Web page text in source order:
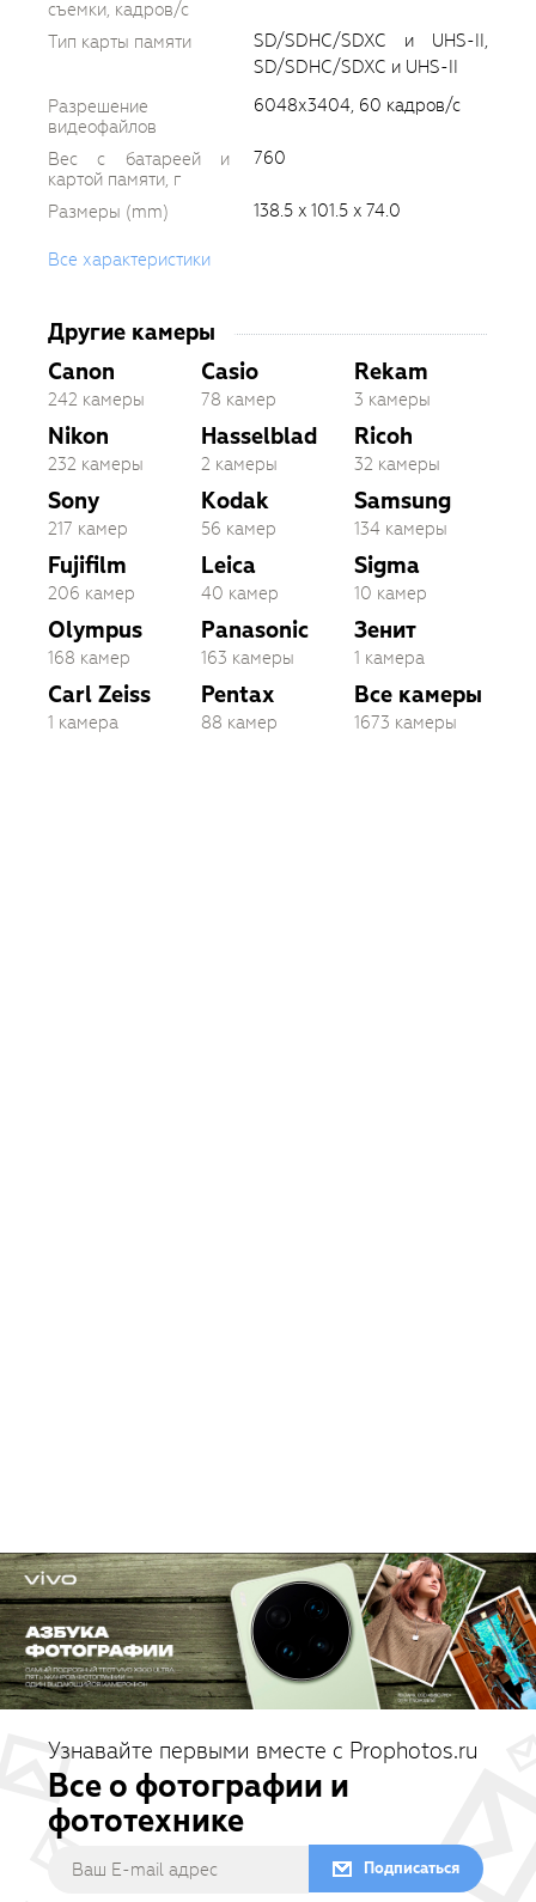
съемки, кадров/с
Тип карты памяти
SD/SDHC/SDXC и UHS-II,
SD/SDHC/SDXC и UHS-II
Разрешение
видеофайлов
6048х3404, 60 кадров/с
Вес с батареей и
картой памяти, г
760
Размеры (mm) 138.5 x 101.5 x 74.0
Все характеристики
Другие камеры
Canon
242 камеры
Nikon
232 камеры
Sony
217 камер
Fujifilm
206 камер
Olympus
168 камер
Carl Zeiss
1 камера
Casio
78 камер
Hasselblad
2 камеры
Kodak
56 камер
Leica
40 камер
Panasonic
163 камеры
Pentax
88 камер
Rekam
3 камеры
Ricoh
32 камеры
Samsung
134 камеры
Sigma
10 камер
Зенит
1 камера
Все камеры
1673 камеры
Узнавайте первыми вместе с Prophotos.ru
Все о фотографии и
фототехнике
Подписаться